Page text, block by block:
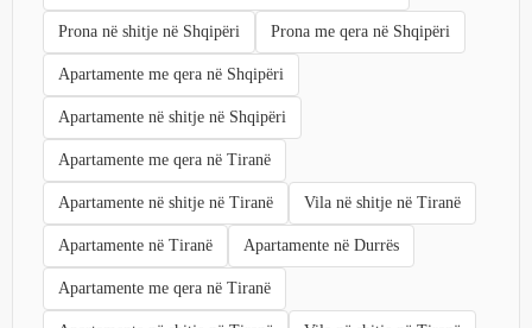
Prona në shitje në Shqipëri Prona me qera në Shqipëri
Apartamente me qera në Shqipëri
Apartamente në shitje në Shqipëri
Apartamente me qera në Tiranë
Apartamente në shitje në Tiranë Vila në shitje në Tiranë
Apartamente në Tiranë Apartamente në Durrës
Apartamente me qera në Tiranë